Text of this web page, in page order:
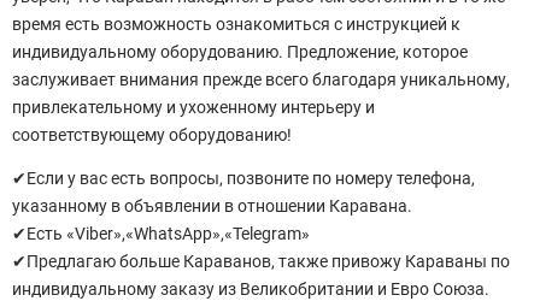
время есть возможность ознакомиться с инструкцией к
индивидуальному оборудованию. Предложение, которое
заслуживает внимания прежде всего благодаря уникальному,
привлекательному и ухоженному интерьеру и
соответствующему оборудованию!
✔Если у вас есть вопросы, позвоните по номеру телефона,
указанному в объявлении в отношении Каравана.
✔Есть «Viber»,«WhatsApp»,«Telegram»
✔Предлагаю больше Караванов, также привожу Караваны по
индивидуальному заказу из Великобритании и Евро Союза.